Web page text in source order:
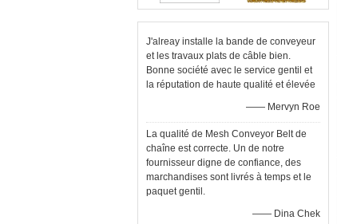
J'alreay installe la bande de conveyeur
et les travaux plats de câble bien.
Bonne société avec le service gentil et
la réputation de haute qualité et élevée
—— Mervyn Roe
La qualité de Mesh Conveyor Belt de
chaîne est correcte. Un de notre
fournisseur digne de confiance, des
marchandises sont livrés à temps et le
paquet gentil.
—— Dina Chek